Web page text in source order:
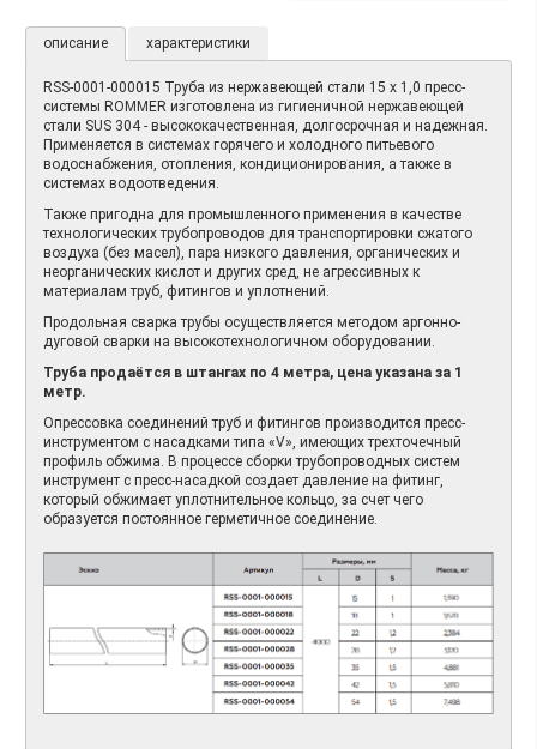
описание характеристики
RSS-0001-000015 Труба из нержавеющей стали 15 х 1,0 пресс-
системы ROMMER изготовлена из гигиеничной нержавеющей
стали SUS 304 - высококачественная, долгосрочная и надежная.
Применяется в системах горячего и холодного питьевого
водоснабжения, отопления, кондиционирования, а также в
системах водоотведения.
Также пригодна для промышленного применения в качестве
технологических трубопроводов для транспортировки сжатого
воздуха (без масел), пара низкого давления, органических и
неорганических кислот и других сред, не агрессивных к
материалам труб, фитингов и уплотнений.
Продольная сварка трубы осуществляется методом аргонно-
дуговой сварки на высокотехнологичном оборудовании.
Труба продаётся в штангах по 4 метра, цена указана за 1
метр.
Опрессовка соединений труб и фитингов производится пресс-
инструментом с насадками типа «V», имеющих трехточечный
профиль обжима. В процессе сборки трубопроводных систем
инструмент с пресс-насадкой создает давление на фитинг,
который обжимает уплотнительное кольцо, за счет чего
образуется постоянное герметичное соединение.